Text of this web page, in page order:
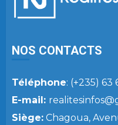
NOS CONTACTS
Téléphone: (+235) 63
E-mail:
Siège: Chagoua,